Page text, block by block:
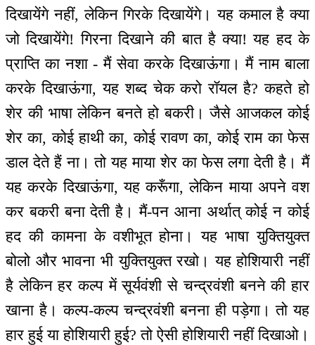
दिखायेंगे नहीं, लेकिन गिरके दिखायेंगे। यह कमाल है क्या
जो दिखायेंगे! गिरना दिखाने की बात है क्या! यह हद के
प्राप्ति का नशा - मैं सेवा करके दिखाऊंगा। मैं नाम बाला
करके दिखाऊंगा, यह शब्द चेक करो रॉयल है? कहते हो
शेर की भाषा लेकिन बनते हो बकरी। जैसे आजकल कोई
शेर का, कोई हाथी का, कोई रावण का, कोई राम का फेस
डाल देते हैं ना। तो यह माया शेर का फेस लगा देती है। मैं
यह करके दिखाऊंगा, यह करूँगा, लेकिन माया अपने वश
कर बकरी बना देती है। मैं-पन आना अर्थात् कोई न कोई
हद की कामना के वशीभूत होना। यह भाषा युक्तियुक्त
बोलो और भावना भी युक्तियुक्त रखो। यह होशियारी नहीं
है लेकिन हर कल्प में सूर्यवंशी से चन्द्रवंशी बनने की हार
खाना है। कल्प-कल्प चन्द्रवंशी बनना ही पड़ेगा। तो यह
हार हुई या होशियारी हुई? तो ऐसी होशियारी नहीं दिखाओ।